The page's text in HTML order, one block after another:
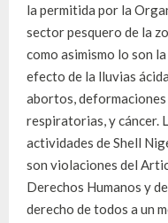
la permitida por la
sector pesquero de la
como asimismo lo son
efecto de la lluvias
abortos,
respiratorias, y cáncer.
actividades de Shell
son violaciones del
Derechos Humanos y
derecho de todos a un